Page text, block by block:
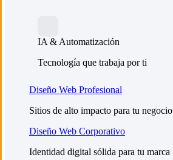
IA & Automatización
Tecnología que trabaja por ti
Diseño Web Profesional
Sitios de alto impacto para tu negocio
Diseño Web Corporativo
Identidad digital sólida para tu marca